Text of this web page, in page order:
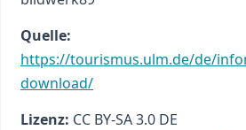
Quelle:
https://tourismus.ulm.de/de/
download/
Lizenz: CC BY-SA 3.0 DE